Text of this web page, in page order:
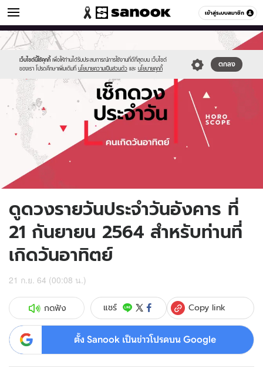
เข้าสู่ระบบสมาชิก
ดูดวง หมวดอื่นๆ
เว็บไซต์นี้ใช้คุกกี้ เพื่อให้ท่านได้รับประสบการณ์การใช้งานที่ดีที่สุดบน เว็บไซต์
ของเรา โปรดศึกษาเพิ่มเติมที่ นโยบายความเป็นส่วนตัว และ นโยบายคุกกี้
ตกลง
Sanook
//s.isanook.com/sr/0/images/logo-
new-
sanook.png
600
60
//s.isanook.com/ho/0/ud/fxd/day/daily-
horoscope-
sunday.jpg
ดูดวงรายวันประจำวันอังคาร ที่
21 กันยายน 2564 สำหรับท่านที่
เกิดวันอาทิตย์
21 ก.ย. 64 (00:08 น.)
กดฟัง แชร์ Copy link
ตั้ง Sanook เป็นข่าวโปรดบน Google